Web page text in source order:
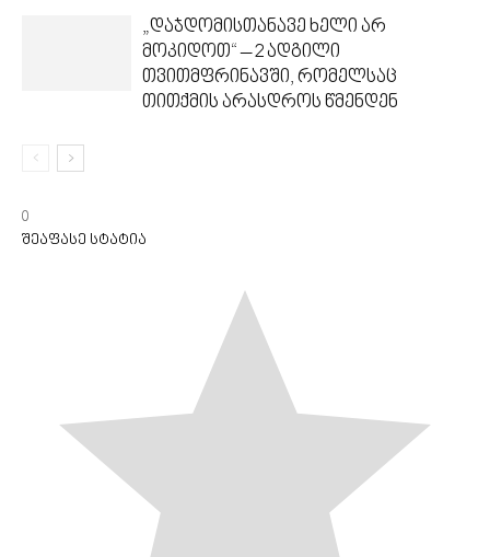
„დაჯდომისთანავე ხელი არ
მოკიდოთ“ – 2 ადგილი
თვითმფრინავში, რომელსაც
თითქმის არასდროს წმენდენ
0
შეაფასე სტატია